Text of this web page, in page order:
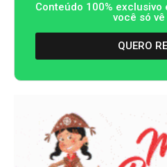
Conteúdo 100%
você só vê
QUERO